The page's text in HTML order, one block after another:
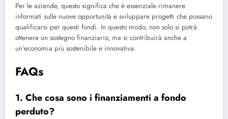
Per le aziende, questo significa che è essenziale rimanere
informati sulle nuove opportunità e sviluppare progetti che possano
qualificarsi per questi fondi. In questo modo, non solo si potrà
ottenere un sostegno finanziario, ma si contribuirà anche a
un’economia più sostenibile e innovativa.
FAQs
1. Che cosa sono i finanziamenti a fondo
perduto?